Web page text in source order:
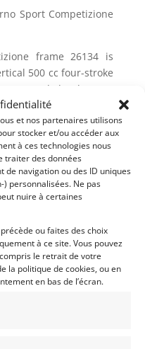
et nos partenaires utilisons
stocker et/ou accéder aux
à ces technologies nous
traiter des données
de navigation ou des ID uniques
personnalisées. Ne pas
nuire à certaines
ou faites des choix
à ce site. Vous pouvez
le retrait de votre
la politique de cookies, ou en
en bas de l’écran.
Sport Competizione
frame 26134 is
500 cc four-stroke
and develops 36
a 4-speed gearbox
multiplate clutch in oil
fork at the front and a
absorbers at the
it will delight an
ce modèle